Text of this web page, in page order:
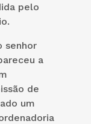
pelo
senhor
a
de
um